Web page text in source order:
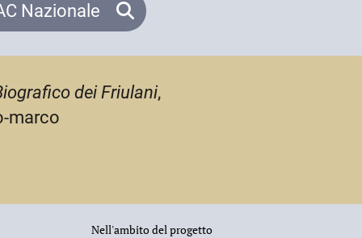
Nazionale
dei Friulani,
marco
Nell'ambito del progetto